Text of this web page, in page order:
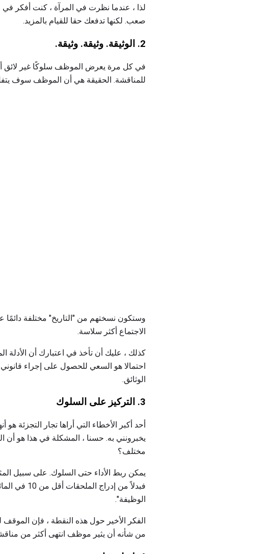
لذا ، عندما نظرت في المرآة ، كنت أفكر
صعب. لكنها تدفعك حقا للقيام بالمزيد.
2. الوثيقة. وثيقة. وثيقة.
في كل مرة يعرض الموظف سلوكًا غير لائق
للمناقشة. الحقيقة هي أن الموظف سوف
وستكون نسختهم من "التاريخ" مختلفة
الاجتماع أكثر سلاسة.
كذلك ، عليك أن تأخذ في اعتبارك أن
احتمالا هو السعي للحصول على إجراء
الوثائق.
3. التركيز على السلوك
أحد أكبر الأخطاء التي أراها تجار
يخبرونني به. حسنا ، المشكلة في هذا هو
مختلف؟
فبدلاً من
الوظيفة".
الفكر الأخير حول هذه النقطة ، فإن
من شأنه أن يثير موظف انتهى أكثر من